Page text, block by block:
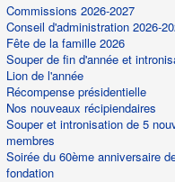
Commissions 2026-2027
Conseil d'administration 2026-
Fête de la famille 2026
Souper de fin d'année et
Lion de l'année
Récompense présidentielle
Nos nouveaux récipiendaires
Souper et intronisation de 5
membres
Soirée du 60ème anniversaire
fondation